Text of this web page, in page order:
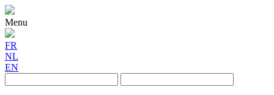
Menu
FR
NL
EN